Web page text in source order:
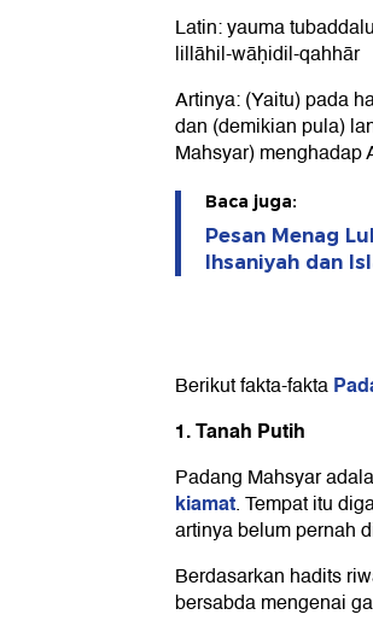
Latin: yauma
lillāhil-wāḥidil-qahhār
Artinya: (Yaitu) pada
dan (demikian pula)
Mahsyar) menghadap
Baca juga:
Pesan Menag
Ihsaniyah dan
Berikut fakta-fakta
1. Tanah Putih
Padang Mahsyar
kiamat. Tempat itu
artinya belum pernah
Berdasarkan hadits
bersabda mengenai